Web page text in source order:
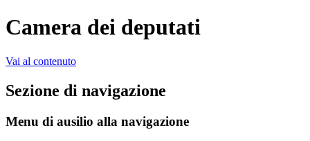
Camera dei deputati
Vai al contenuto
Sezione di navigazione
Menu di ausilio alla navigazione